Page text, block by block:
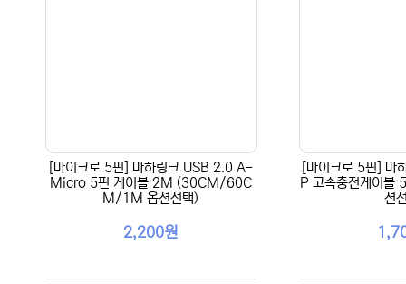
[마이크로 5핀] 마하링크 USB 2.0 A-
Micro 5핀 케이블 2M (30CM/60C
M/1M 옵션선택)
2,200원
[마이크로 5핀] 마
P 고속충전케이
션